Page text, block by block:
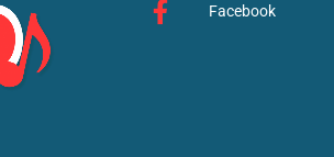
Facebook